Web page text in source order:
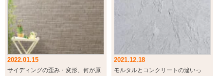
2022.01.15
サイディングの歪み・変形、何が原
2021.12.18
モルタルとコンクリートの違いっ